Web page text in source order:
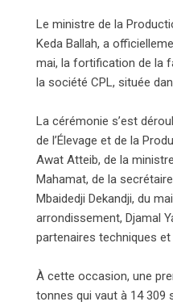
Le ministre de la
Keda Ballah, a
mai, la fortification de la
la société CPL, située
La cérémonie s’est
de l’Élevage et de la
Awat Atteib, de la
Mahamat, de la
Mbaidedji Dekandji, du
arrondissement, Djamal
partenaires techniques
À cette occasion, une
tonnes qui vaut à 14 309